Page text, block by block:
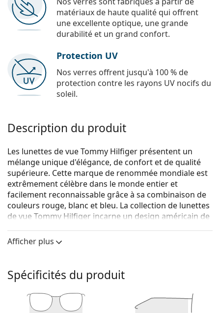
matériaux de haute qualité qui offrent
une excellente optique, une grande
durabilité et un grand confort.
Protection UV
Nos verres offrent jusqu'à 100 % de
protection contre les rayons UV nocifs du
soleil.
Description du produit
Les lunettes de vue Tommy Hilfiger présentent un
mélange unique d'élégance, de confort et de qualité
supérieure. Cette marque de renommée mondiale est
extrêmement célèbre dans le monde entier et
facilement reconnaissable grâce à sa combinaison de
couleurs rouge, blanc et bleu. La collection de lunettes
de vue Tommy Hilfiger incarne un design américain de
la rend idéale pour toutes les occasions.
Voyez de quoi vous avez l'air avec ces lunettes grâce à
la fonction d'essai virtuel de Lentiamo.
Monture de lunettes de vue
Afficher plus
Spécificités du produit